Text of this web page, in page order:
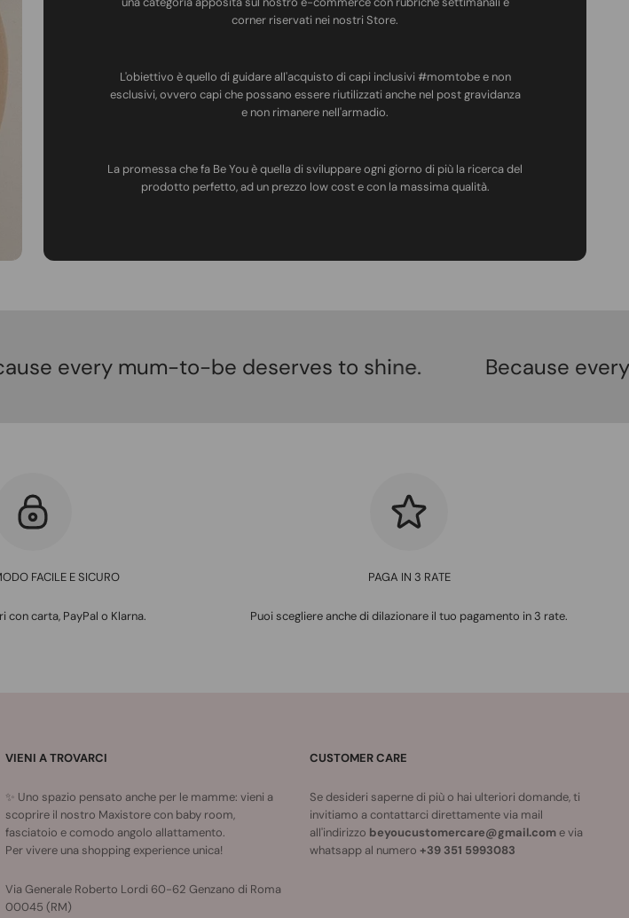
corner riservati nei nostri Store.
L'obiettivo è quello di guidare all'acquisto di capi inclusivi #momtobe e non
esclusivi, ovvero capi che possano essere riutilizzati anche nel post gravidanza
e non rimanere nell'armadio.
La promessa che fa Be You è quella di sviluppare ogni giorno di più la ricerca del
prodotto perfetto, ad un prezzo low cost e con la massima qualità.
mum-to-be deserves to shine. Because every mum-to-
FACILE E SICURO
con carta, PayPal o Klarna.
PAGA IN 3 RATE
Puoi scegliere anche di dilazionare il tuo pagamento in 3 rate.
VIENI A TROVARCI
✨ Uno spazio pensato anche per le mamme: vieni a
scoprire il nostro Maxistore con baby room,
fasciatoio e comodo angolo allattamento.
Per vivere una shopping experience unica!
Via Generale Roberto Lordi 60-62 Genzano di Roma
00045 (RM)
CUSTOMER CARE
Se desideri saperne di più o hai ulteriori domande, ti
invitiamo a contattarci direttamente via mail
all'indirizzo beyoucustomercare@gmail.come via
whatsapp al numero +39 351 5993083